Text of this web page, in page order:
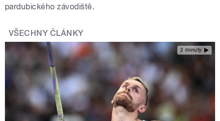
pardubického závodiště.
VŠECHNY ČLÁNKY
2 minuty